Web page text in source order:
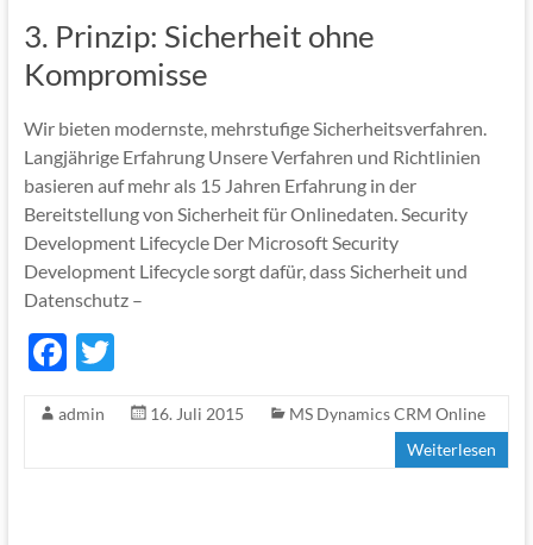
k
3. Prinzip: Sicherheit ohne
Kompromisse
Wir bieten modernste, mehrstufige Sicherheitsverfahren.
Langjährige Erfahrung Unsere Verfahren und Richtlinien
basieren auf mehr als 15 Jahren Erfahrung in der
Bereitstellung von Sicherheit für Onlinedaten. Security
Development Lifecycle Der Microsoft Security
Development Lifecycle sorgt dafür, dass Sicherheit und
Datenschutz –
F
e
T
itt
admin 16. Juli 2015
MS Dynamics CRM Online
Weiterlesen